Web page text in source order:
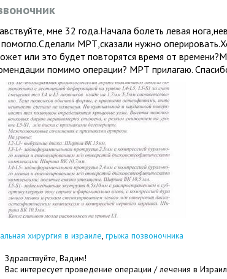
мне 32 года.Начала болеть левая
МРТ,сказали нужно
или это будет повторятся время от
помимо операции? МРТ прилагаю.
хирургия в израиле, грыжа позвоночника
Здравствуйте, Вадим!
Вас интересует проведение операции / лечения в